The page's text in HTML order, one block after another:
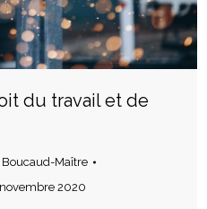
du travail et de
Maître
novembre 2020